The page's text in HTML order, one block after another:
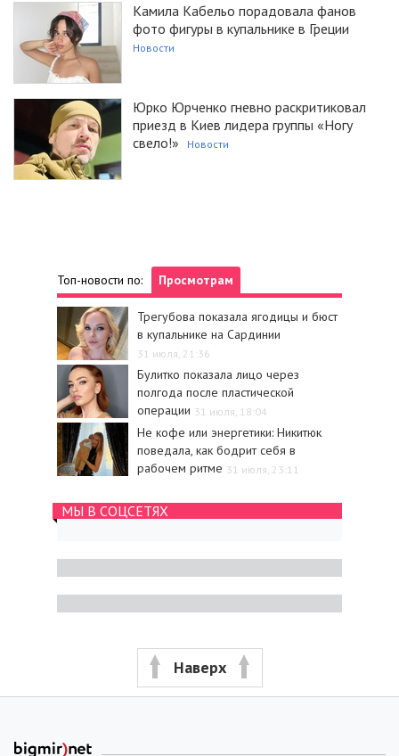
Камила Кабельо порадовала фанов
фото фигуры в купальнике в Греции
Новости
Юрко Юрченко гневно раскритиковал
приезд в Киев лидера группы «Ногу
свело!»
Новости
Топ-новости по: Просмотрам
Трегубова показала ягодицы и бюст
в купальнике на Сардинии
31 июля, 21:36
Булитко показала лицо через
полгода после пластической
операции 31 июля, 18:04
Не кофе или энергетики: Никитюк
поведала, как бодрит себя в
рабочем ритме 31 июля, 23:11
МЫ В СОЦСЕТЯХ
Наверх